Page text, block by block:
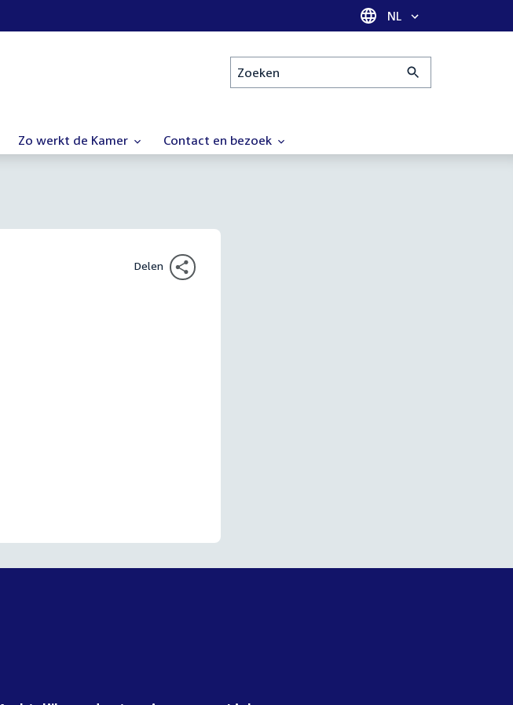
Taal selectie
NL
Zoeken
Zo werkt de Kamer Contact en bezoek
Delen